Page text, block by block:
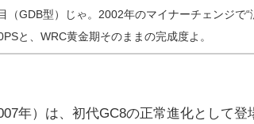
GDB型）じゃ。2002年のマイナーチェンジで“
と、WRC黄金期そのままの完成度よ。
年）は、初代GC8の正常進化として